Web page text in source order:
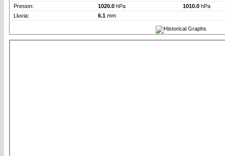
Presion:
1020.0 hPa 1010.0 hPa
Lluvia:
6.1 mm